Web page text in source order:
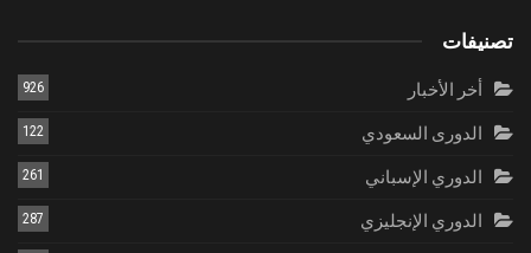
تصنيفات
أخر الأخبار 926
الدورى السعودي 122
الدوري الإسباني 261
الدوري الإنجليزي 287